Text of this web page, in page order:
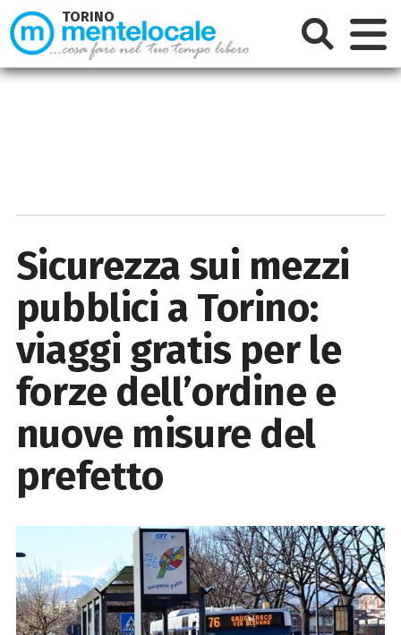
Sicurezza sui mezzi
pubblici a Torino:
viaggi gratis per le
forze dell’ordine e
nuove misure del
prefetto
TORINO